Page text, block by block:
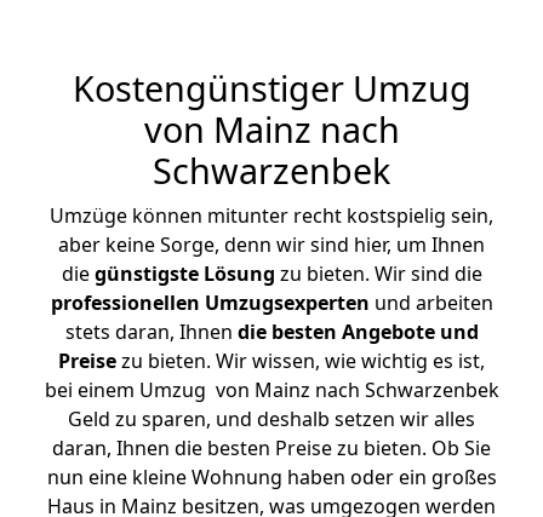
Kostengünstiger Umzug
von Mainz nach
Schwarzenbek
Umzüge können mitunter recht kostspielig sein,
aber keine Sorge, denn wir sind hier, um Ihnen
diegünstigste Lösung zu bieten. Wir sind die
professionellen Umzugsexperten und arbeiten
stets daran, Ihnen die besten Angebote und
Preisezu bieten. Wir wissen, wie wichtig es ist,
bei einem Umzug von Mainz nach Schwarzenbek
Geld zu sparen, und deshalb setzen wir alles
daran, Ihnen die besten Preise zu bieten. Ob Sie
nun eine kleine Wohnung haben oder ein großes
Haus in Mainz besitzen, was umgezogen werden